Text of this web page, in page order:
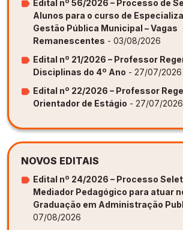
Edital nº 56/2026 – Processo de
Alunos para o curso de
Gestão Pública Municipal – Vagas
Remanescentes - 03/08/2026
Edital nº 21/2026 – Professor
Disciplinas do 4º Ano - 27/07/2026
Edital nº 22/2026 – Professor
Orientador de Estágio - 27/07/2026
NOVOS EDITAIS
Edital nº 24/2026 – Processo
Mediador Pedagógico para atuar
Graduação em Administração
07/08/2026